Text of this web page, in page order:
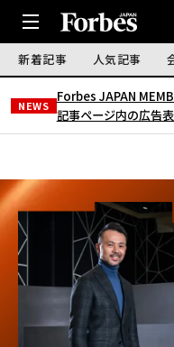
新着記事 人気記事
NEWS
Forbes JAPAN
記事ページ内の広告